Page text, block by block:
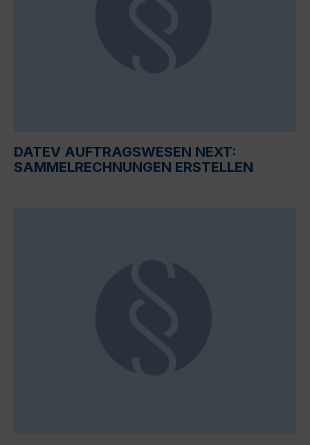
DATEV AUFTRAGSWESEN NEXT:
SAMMELRECHNUNGEN ERSTELLEN